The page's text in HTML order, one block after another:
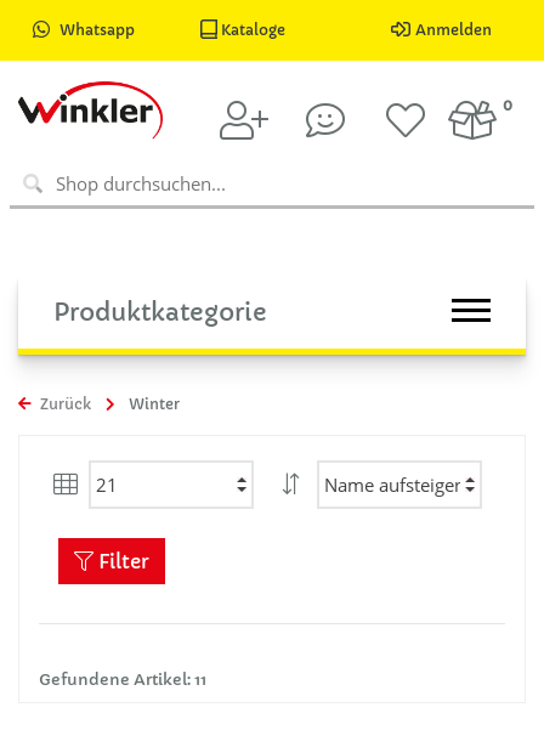
Whatsapp Kataloge Anmelden
0
Produktkategorie
Zurück Winter
Gefundene Artikel: 11
Filter